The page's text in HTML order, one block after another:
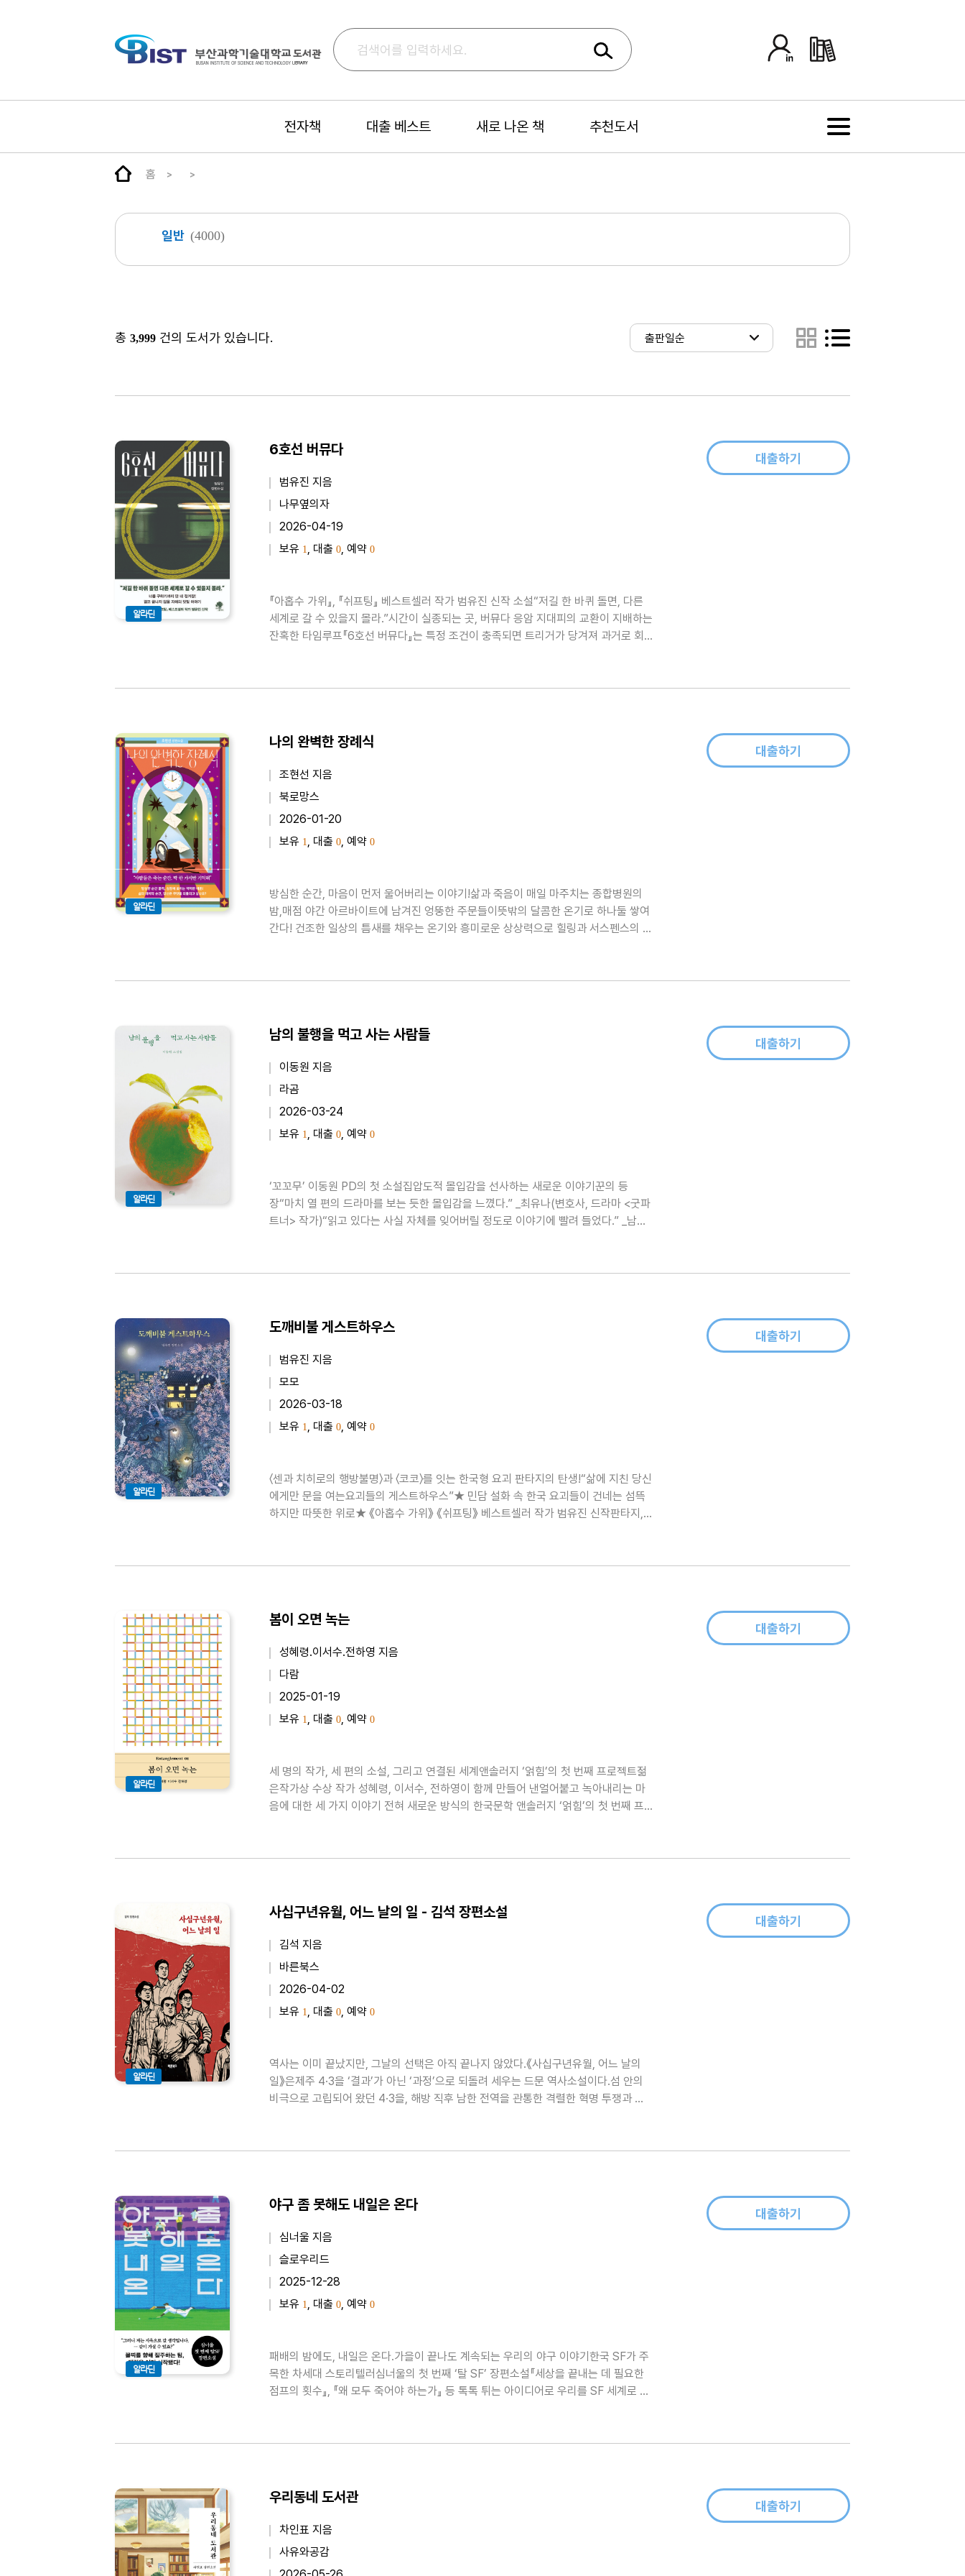
전자책 대출 베스트 새로 나온 책 추천도서
홈
일반 (4000)
총 3,999 건의 도서가 있습니다.
알라딘
6호선 버뮤다
범유진 지음
나무옆의자
2026-04-19
보유 1, 대출 0, 예약 0
『아홉수 가위』, 『쉬프팅』 베스트셀러 작가 범유진 신작 소설“저길 한 바퀴 돌면, 다른
세계로 갈 수 있을지 몰라.”시간이 실종되는 곳, 버뮤다 응암 지대피의 교환이 지배하는
잔혹한 타임루프『6호선 버뮤다』는 특정 조건이 충족되면 트리거가 당겨져 과거로 회
대출하기
알라딘
나의 완벽한 장례식
조현선 지음
북로망스
2026-01-20
보유 1, 대출 0, 예약 0
방심한 순간, 마음이 먼저 울어버리는 이야기!삶과 죽음이 매일 마주치는 종합병원의
밤,매점 야간 아르바이트에 남겨진 엉뚱한 주문들이뜻밖의 달콤한 온기로 하나둘 쌓여
간다! 건조한 일상의 틈새를 채우는 온기와 흥미로운 상상력으로 힐링과 서스펜스의 묘
대출하기
알라딘
남의 불행을 먹고 사는 사람들
이동원 지음
라곰
2026-03-24
보유 1, 대출 0, 예약 0
‘꼬꼬무’ 이동원 PD의 첫 소설집압도적 몰입감을 선사하는 새로운 이야기꾼의 등
장“마치 열 편의 드라마를 보는 듯한 몰입감을 느꼈다.” _최유나(변호사, 드라마 <굿파
트너> 작가)“읽고 있다는 사실 자체를 잊어버릴 정도로 이야기에 빨려 들었다.” _남궁
대출하기
알라딘
도깨비불 게스트하우스
범유진 지음
모모
2026-03-18
보유 1, 대출 0, 예약 0
〈센과 치히로의 행방불명〉과 〈코코〉를 잇는 한국형 요괴 판타지의 탄생!“삶에 지친 당신
에게만 문을 여는요괴들의 게스트하우스”★ 민담 설화 속 한국 요괴들이 건네는 섬뜩
하지만 따뜻한 위로★ 《아홉수 가위》 《쉬프팅》 베스트셀러 작가 범유진 신작판타지,
대출하기
알라딘
봄이 오면 녹는
성혜령.이서수.전하영 지음
다람
2025-01-19
보유 1, 대출 0, 예약 0
세 명의 작가, 세 편의 소설, 그리고 연결된 세계앤솔러지 ‘얽힘’의 첫 번째 프로젝트젊
은작가상 수상 작가 성혜령, 이서수, 전하영이 함께 만들어 낸얼어붙고 녹아내리는 마
음에 대한 세 가지 이야기 전혀 새로운 방식의 한국문학 앤솔러지 ‘얽힘’의 첫 번째 프
대출하기
알라딘
사십구년유월, 어느 날의 일 - 김석 장편소설
김석 지음
바른북스
2026-04-02
보유 1, 대출 0, 예약 0
역사는 이미 끝났지만, 그날의 선택은 아직 끝나지 않았다.《사십구년유월, 어느 날의
일》은제주 4·3을 ‘결과’가 아닌 ‘과정’으로 되돌려 세우는 드문 역사소설이다.섬 안의
비극으로 고립되어 왔던 4·3을, 해방 직후 남한 전역을 관통한 격렬한 혁명 투쟁과 국
대출하기
알라딘
야구 좀 못해도 내일은 온다
심너울 지음
슬로우리드
2025-12-28
보유 1, 대출 0, 예약 0
패배의 밤에도, 내일은 온다.가을이 끝나도 계속되는 우리의 야구 이야기한국 SF가 주
목한 차세대 스토리텔러심너울의 첫 번째 ‘탈 SF’ 장편소설『세상을 끝내는 데 필요한
점프의 횟수』, 『왜 모두 죽어야 하는가』 등 톡톡 튀는 아이디어로 우리를 SF 세계로 흠
대출하기
우리동네 도서관
차인표 지음
사유와공감
대출하기